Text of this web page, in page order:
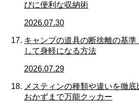
びに便利な収納術
2026.07.30
キャンプの道具の断捨離の基
して身軽になる方法
2026.07.29
メスティンの種類や違いを徹
おかずまで万能クッカー